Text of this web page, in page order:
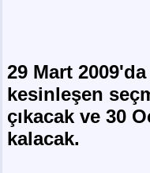
29 Mart
kesinleşen
çıkacak ve 30
kalacak.